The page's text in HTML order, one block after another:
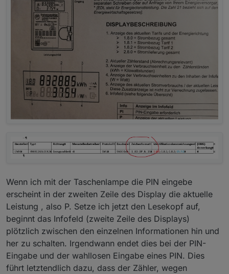
Wenn ich mit der Taschenlampe die PIN eingebe
erscheint in der zweiten Zeile des Display die aktuelle
Leistung , also P. Setze ich jetzt den Lesekopf auf,
beginnt das Infofeld (zweite Zeile des Displays)
plötzlich zwischen den einzelnen Informationen hin und
her zu schalten. Irgendwann endet dies bei der PIN-
Eingabe und der wahllosen Eingabe eines PIN. Dies
führt letztendlich dazu, dass der Zähler, wegen